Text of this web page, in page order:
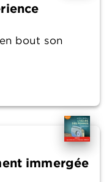
bout son
immergée